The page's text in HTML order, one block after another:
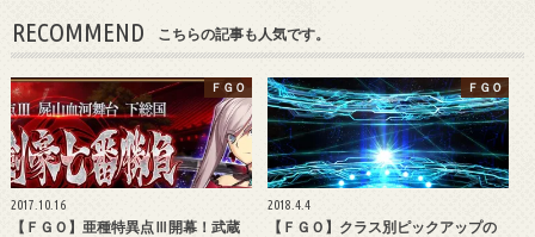
RECOMMEND こちらの記事も人気です。
ＦＧＯ
2017.10.16
【ＦＧＯ】亜種特異点Ⅲ開幕！武蔵
ＦＧＯ
2018.4.4
【ＦＧＯ】クラス別ピックアップの